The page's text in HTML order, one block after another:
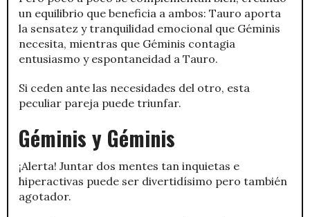
un equilibrio que beneficia a ambos: Tauro aporta
la sensatez y tranquilidad emocional que Géminis
necesita, mientras que Géminis contagia
entusiasmo y espontaneidad a Tauro.
Si ceden ante las necesidades del otro, esta
peculiar pareja puede triunfar.
Géminis y Géminis
¡Alerta! Juntar dos mentes tan inquietas e
hiperactivas puede ser divertidísimo pero también
agotador.